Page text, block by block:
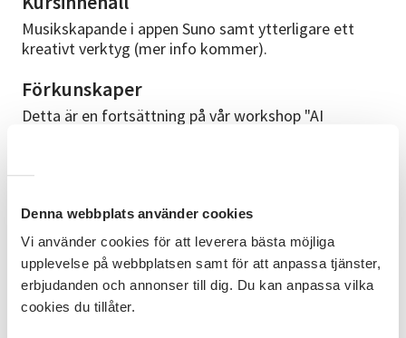
Denna webbplats använder cookies
Vi använder cookies för att leverera bästa möjliga
upplevelse på webbplatsen samt för att anpassa tjänster,
erbjudanden och annonser till dig. Du kan anpassa vilka
cookies du tillåter.
Musikskapande i appen Suno samt ytterligare ett
kreativt verktyg (mer info kommer).
Förkunskaper
Detta är en fortsättning på vår workshop "AI
surfplatta, tex gå ut på internet.
Att ta med
Medtag laptop, surfplatta eller mobil (smartphone)
om ni vill vara med på den praktiska övningen.
Kursledare